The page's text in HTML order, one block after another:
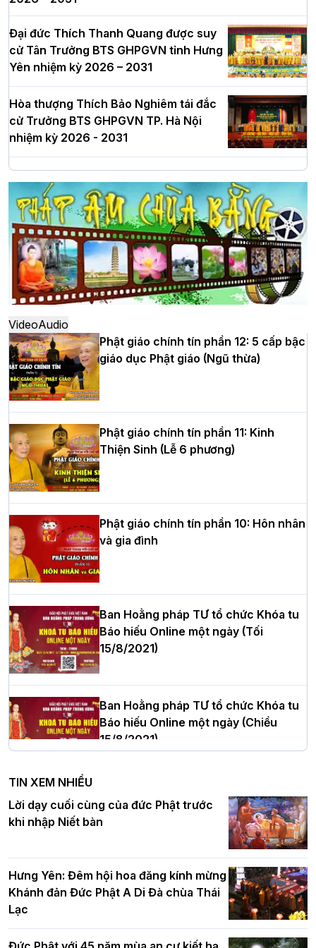
Đại đức Thích Thanh Quang được suy
cử Tân Trưởng BTS GHPGVN tỉnh Hưng
Yên nhiệm kỳ 2026 – 2031
Hòa thượng Thích Bảo Nghiêm tái đắc
cử Trưởng BTS GHPGVN TP. Hà Nội
nhiệm kỳ 2026 - 2031
Hà Nội: Long trọng lễ khởi công xây
dựng Trung tâm văn hóa Phật giáo Thủ
đô
Hà Nội: Ngày tu học cuối cùng khép lại
khóa sinh hoạt Phật pháp mùa hè lần
thứ XIV tại chùa Bằng
Học yêu thương trong ngày tu tập thứ
tư của Khóa sinh hoạt Phật pháp mùa
hè tại chùa Bằng
HT.Thích Thọ Lạc được suy cử làm tân
Trưởng BTS GHPGVN tỉnh Nghệ An
Hòa thượng Thích Quảng Tùng tái đắc
cử Trưởng BTS GHPGVN thành phố Hải
Phòng nhiệm kỳ 2026 – 2031
Thượng tọa Thích Tâm Chính được suy
cử tân Trưởng ban Trị sự GHPGVN tỉnh
Hà Nội: Tăng Ni Trường hạ Bồ Đề trang
nghiêm tác pháp Tiền an cư PL.2570 –
DL.2026
chúc mừng Phật đản BTS GHPGVN TP.
Hà Nội
VideoAudio
Phật giáo chính tín phần 12: 5 cấp bậc
giáo dục Phật giáo (Ngũ thừa)
Phật giáo chính tín phần 11: Kinh
Thiện Sinh (Lễ 6 phương)
Phật giáo chính tín phần 10: Hôn nhân
và gia đình
Ban Hoằng pháp TƯ tổ chức Khóa tu
Báo hiếu Online một ngày (Tối
15/8/2021)
Ban Hoằng pháp TƯ tổ chức Khóa tu
Báo hiếu Online một ngày (Chiều
15/8/2021)
Ban Hoằng pháp TƯ tổ chức Khóa tu
Báo hiếu Online một ngày (Sáng
15/8/2021)
Tinh thần yêu nước của Phật giáo
TIN XEM NHIỀU
Lời dạy cuối cùng của đức Phật trước
khi nhập Niết bàn
Hưng Yên: Đêm hội hoa đăng kính mừng
Khánh đản Đức Phật A Di Đà chùa Thái
Lạc